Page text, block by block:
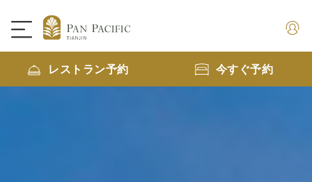
レストラン予約 今すぐ予約